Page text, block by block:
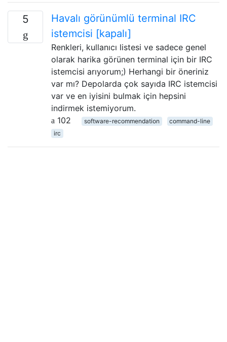
5
Havalı görünümlü terminal IRC
istemcisi [kapalı]
Renkleri, kullanıcı listesi ve sadece genel
olarak harika görünen terminal için bir IRC
istemcisi arıyorum;) Herhangi bir öneriniz
var mı? Depolarda çok sayıda IRC istemcisi
var ve en iyisini bulmak için hepsini
indirmek istemiyorum.
102
software-recommendation
command-line
irc